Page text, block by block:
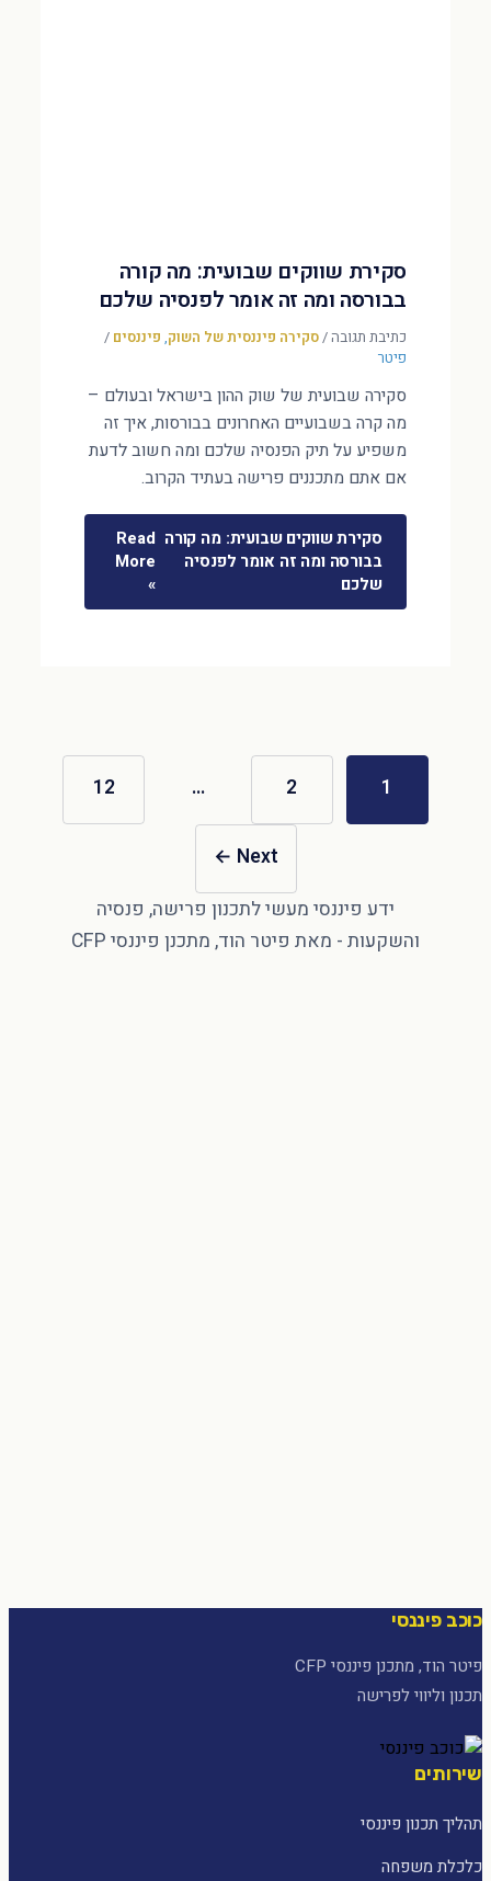
סקירת שווקים שבועית: מה קורה
בבורסה ומה זה אומר לפנסיה שלכם
כתיבת תגובה/סקירה פיננסית של השוק, פיננסים /
פיטר
סקירה שבועית של שוק ההון בישראל ובעולם –
מה קרה בשבועיים האחרונים בבורסות, איך זה
משפיע על תיק הפנסיה שלכם ומה חשוב לדעת
אם אתם מתכננים פרישה בעתיד הקרוב.
סקירת שווקים שבועית: מה קורה
בבורסה ומה זה אומר לפנסיה
שלכם
Read
More
»
1
2
…
12
Next
←
כוכב פיננסי
פיטר הוד, מתכנן פיננסי CFP
תכנון וליווי לפרישה
שירותים
תהליך תכנון פיננסי
כלכלת משפחה